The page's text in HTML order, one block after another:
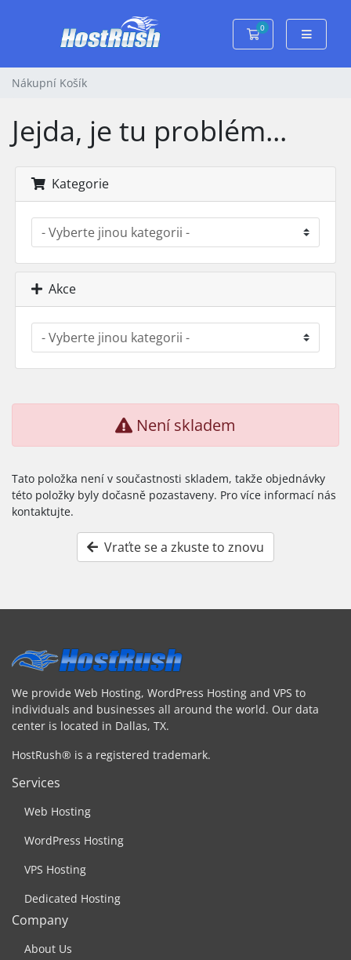
0
Nákupní Košík
Nákupní Košík
Jejda, je tu problém...
Kategorie
Akce
Není skladem
Tato položka není v součastnosti skladem, takže objednávky
této položky byly dočasně pozastaveny. Pro více informací nás
kontaktujte.
Vraťte se a zkuste to znovu
We provide Web Hosting, WordPress Hosting and VPS to
individuals and businesses all around the world. Our data
center is located in Dallas, TX.
HostRush® is a registered trademark.
Services
Web Hosting
WordPress Hosting
VPS Hosting
Dedicated Hosting
Company
About Us